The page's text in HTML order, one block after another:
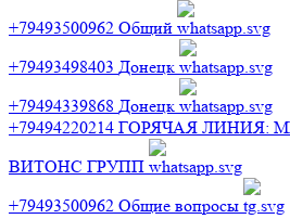
+79493500962 Общий
+79493498403 Донецк
+79494339868 Донецк
+79494220214 ГОРЯЧАЯ ЛИНИЯ:
ВИТОНС ГРУПП
+79493500962 Общие вопросы